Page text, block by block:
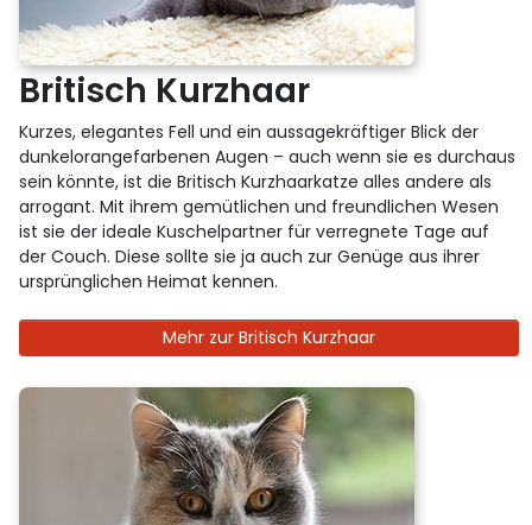
Britisch Kurzhaar
Kurzes, elegantes Fell und ein aussagekräftiger Blick der
dunkelorangefarbenen Augen – auch wenn sie es durchaus
sein könnte, ist die Britisch Kurzhaarkatze alles andere als
arrogant. Mit ihrem gemütlichen und freundlichen Wesen
ist sie der ideale Kuschelpartner für verregnete Tage auf
der Couch. Diese sollte sie ja auch zur Genüge aus ihrer
ursprünglichen Heimat kennen.
Mehr zur Britisch Kurzhaar